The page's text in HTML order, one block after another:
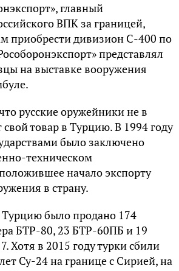
главный
ВПК за границей,
приобрести дивизион С-400 по
представлял
на выставке вооружения
русские оружейники не в
свой товар в Турцию. В 1994 году
было заключено
техническом
начало экспорту
в страну.
Турцию было продано 174
БТР-80, 23 БТР-60ПБ и 19
Хотя в 2015 году турки сбили
Су-24 на границе с Сирией, на